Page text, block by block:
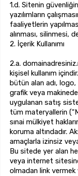
1.d. Sitenin
yazılımların
faaliyetlerin
alınması, silinmesi,
2. İçerik Kullanımı
2.a.
kişisel kullanım
bütün alan adı,
grafik veya
uygulanan satış
tüm materyallerin
sınai mülkiyet
koruma altındadır.
amaçlarla izinsiz
Bu sitede yer alan
veya internet
olmadan link vermek